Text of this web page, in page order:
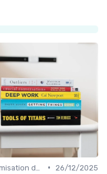
•
26/12/2025